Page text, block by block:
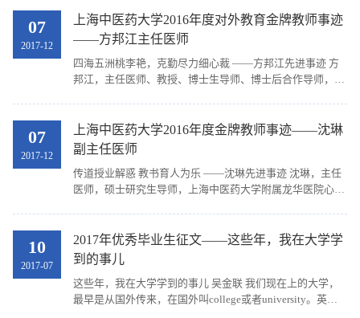
07
2017-12
上海中医药大学2016年度对外教育金牌教师事迹
——方邦江主任医师
四海五洲桃李艳，克勤尽力细心裁 ——方邦江先进事迹 方
邦江，主任医师、教授、博士生导师、博士后合作导师，龙
07
2017-12
上海中医药大学2016年度金牌教师事迹——沈琳
副主任医师
传道授业解惑 教书育人为乐 ——沈琳先进事迹 沈琳，主任
医师，硕士研究生导师，上海中医药大学附属龙华医院心内
10
2017-07
2017年优秀毕业生征文——这些年，我在大学学
到的事儿
这些年，我在大学学到的事儿 吴金联 我们现在上的大学，
最早是从国外传来，在国外叫college或者university。英国